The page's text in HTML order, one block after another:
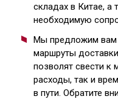
складах в Китае, а
необходимую
Мы предложим вам
маршруты
позволят свести к
расходы, так и
в пути. Обратите